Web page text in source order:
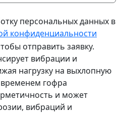
персональных данных в
конфиденциальности
отправить заявку.
вибрации и
нагрузку на выхлопную
гофра
и может
вибраций и